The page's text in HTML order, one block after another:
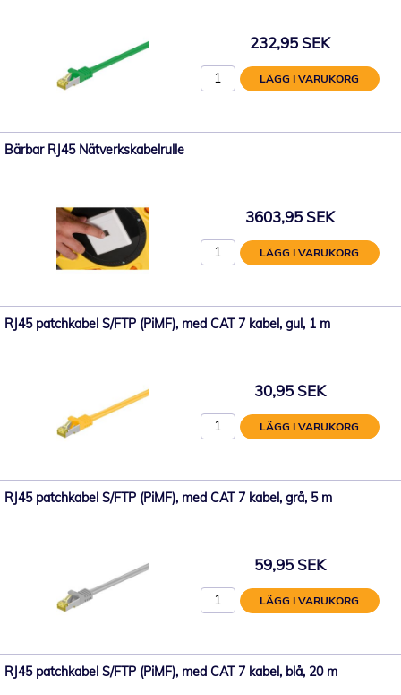
232,95 SEK
LÄGG I VARUKORG
Bärbar RJ45 Nätverkskabelrulle
3603,95 SEK
LÄGG I VARUKORG
RJ45 patchkabel S/FTP (PiMF), med CAT 7 kabel, gul, 1 m
30,95 SEK
LÄGG I VARUKORG
RJ45 patchkabel S/FTP (PiMF), med CAT 7 kabel, grå, 5 m
59,95 SEK
LÄGG I VARUKORG
RJ45 patchkabel S/FTP (PiMF), med CAT 7 kabel, blå, 20 m